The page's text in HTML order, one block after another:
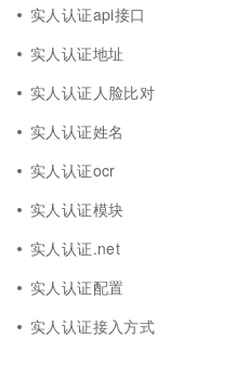
实人认证api接口
实人认证地址
实人认证人脸比对
实人认证姓名
实人认证ocr
实人认证模块
实人认证.net
实人认证配置
实人认证接入方式